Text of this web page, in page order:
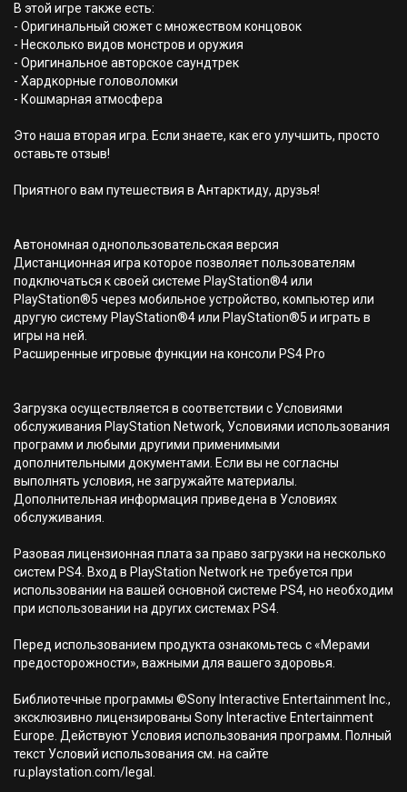
В этой игре также есть:
- Оригинальный сюжет с множеством концовок
- Несколько видов монстров и оружия
- Оригинальное авторское саундтрек
- Хардкорные головоломки
- Кошмарная атмосфера
Это наша вторая игра. Если знаете, как его улучшить, просто
оставьте отзыв!
Приятного вам путешествия в Антарктиду, друзья!
Автономная однопользовательская версия
Дистанционная игра которое позволяет пользователям
подключаться к своей системе PlayStation®4 или
PlayStation®5 через мобильное устройство, компьютер или
другую систему PlayStation®4 или PlayStation®5 и играть в
игры на ней.
Расширенные игровые функции на консоли PS4 Pro
Загрузка осуществляется в соответствии с Условиями
обслуживания PlayStation Network, Условиями использования
программ и любыми другими применимыми
дополнительными документами. Если вы не согласны
выполнять условия, не загружайте материалы.
Дополнительная информация приведена в Условиях
обслуживания.
Разовая лицензионная плата за право загрузки на несколько
систем PS4. Вход в PlayStation Network не требуется при
использовании на вашей основной системе PS4, но необходим
при использовании на других системах PS4.
Перед использованием продукта ознакомьтесь с «Мерами
предосторожности», важными для вашего здоровья.
Библиотечные программы ©Sony Interactive Entertainment Inc.,
эксклюзивно лицензированы Sony Interactive Entertainment
Europe. Действуют Условия использования программ. Полный
текст Условий использования см. на сайте
ru.playstation.com/legal.